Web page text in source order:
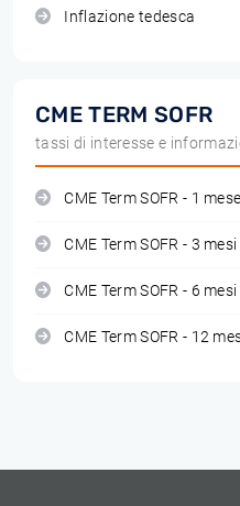
Inflazione tedesca
CME TERM SOFR
tassi di interesse e
CME Term SOFR - 1 mese
CME Term SOFR - 3 mesi
CME Term SOFR - 6 mesi
CME Term SOFR - 12